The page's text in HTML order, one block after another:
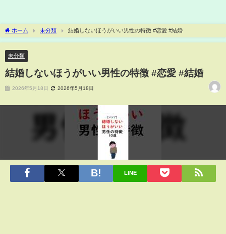
ホーム 未分類 結婚しないほうがいい男性の特徴 #恋愛 #結婚
未分類
結婚しないほうがいい男性の特徴 #恋愛 #結婚
2026年5月18日 2026年5月18日
LINE